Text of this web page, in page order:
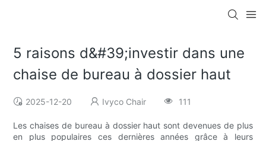
5 raisons d&#39;investir dans une
chaise de bureau à dossier haut
2025-12-20 Ivyco Chair 111
Les chaises de bureau à dossier haut sont devenues de plus
en plus populaires ces dernières années grâce à leurs